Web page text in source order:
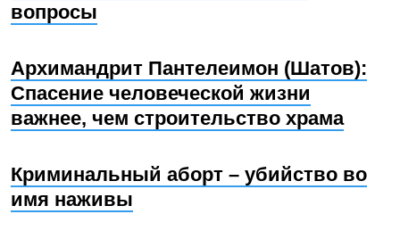
вопросы
Архимандрит Пантелеимон (Шатов):
Спасение человеческой жизни
важнее, чем строительство храма
Криминальный аборт – убийство во
имя наживы